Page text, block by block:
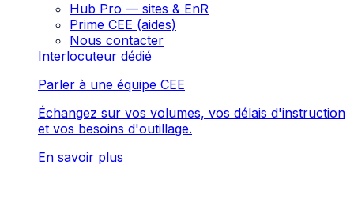
Hub Pro — sites & EnR
Prime CEE (aides)
Nous contacter
Interlocuteur dédié
Parler à une équipe CEE
Échangez sur vos volumes, vos délais d'instruction
et vos besoins d'outillage.
En savoir plus